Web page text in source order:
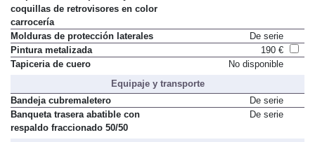
Empuñaduras de puertas y
coquillas de retrovisores en color
carrocería
Molduras de protección laterales
De serie
Pintura metalizada
190 €
Equipaje y transporte
Bandeja cubremaletero
De serie
Banqueta trasera abatible con